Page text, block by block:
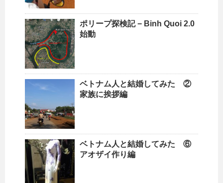
ポリープ探検記 − Binh Quoi 2.0
始動
ベトナム人と結婚してみた ②
家族に挨拶編
ベトナム人と結婚してみた ⑥
アオザイ作り編